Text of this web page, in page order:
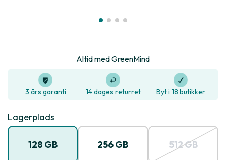
Altid med GreenMind
3 års garanti 14 dages returret Byt i 18 butikker
Lagerplads
128 GB 256 GB 512 GB